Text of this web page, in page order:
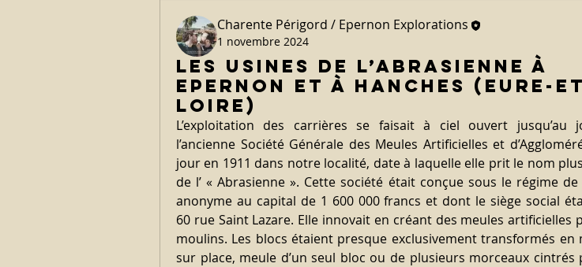
Charente Périgord / Epernon Explorations
1 novembre 2024
Les usines de l’Abrasienne à
Epernon et à Hanches (Eure-
Loire)
L’exploitation des carrières se faisait à ciel ouvert jusqu’au
l’ancienne Société Générale des Meules Artificielles et
jour en 1911 dans notre localité, date à laquelle elle prit le nom
de l’ « Abrasienne ». Cette société était conçue sous le régime de
anonyme au capital de 1 600 000 francs et dont le siège social
60 rue Saint Lazare. Elle innovait en créant des meules artificielles
moulins. Les blocs étaient presque exclusivement transformés en
sur place, meule d’un seul bloc ou de plusieurs morceaux cintrés